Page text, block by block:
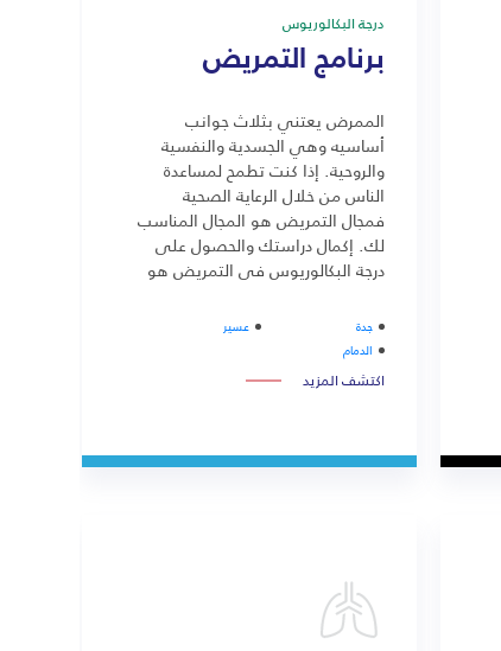
درجة البكالوريوس
برنامج التمريض
الممرض يعتني بثلاث جوانب
أساسيه وهي الجسدية والنفسية
والروحية. إذا كنت تطمح لمساعدة
الناس من خلال الرعاية الصحية
فمجال التمريض هو المجال المناسب
لك. إكمال دراستك والحصول على
درجة البكالوريوس في التمريض هو
جدة
عسير
الدمام
اكتشف المزيد